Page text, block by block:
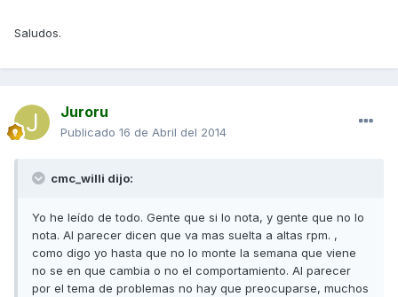
Saludos.
Juroru
Publicado 16 de Abril del 2014
cmc_willi dijo:
Yo he leído de todo. Gente que si lo nota, y gente que no lo
nota. Al parecer dicen que va mas suelta a altas rpm. ,
como digo yo hasta que no lo monte la semana que viene
no se en que cambia o no el comportamiento. Al parecer
por el tema de problemas no hay que preocuparse, muchos